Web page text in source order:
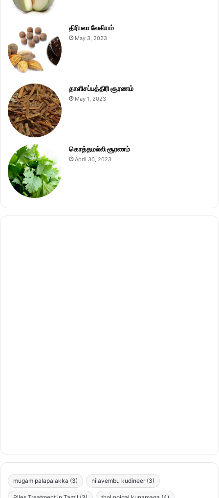
திரிபலா லேகியம்
May 3, 2023
தாளிசப்பத்திரி சூரணம்
May 1, 2023
கொத்தமல்லி சூரணம்
April 30, 2023
mugam palapalakka (3) nilavembu kudineer (3)